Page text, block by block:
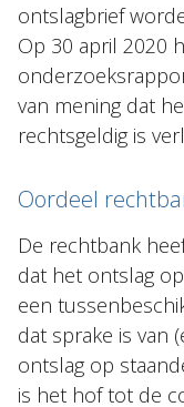
ontslagbrief
Op 30 april 2020
van mening dat
rechtsgeldig is
Oordeel
De rechtbank
dat het ontslag
een
dat sprake is van
ontslag op
is het hof tot de